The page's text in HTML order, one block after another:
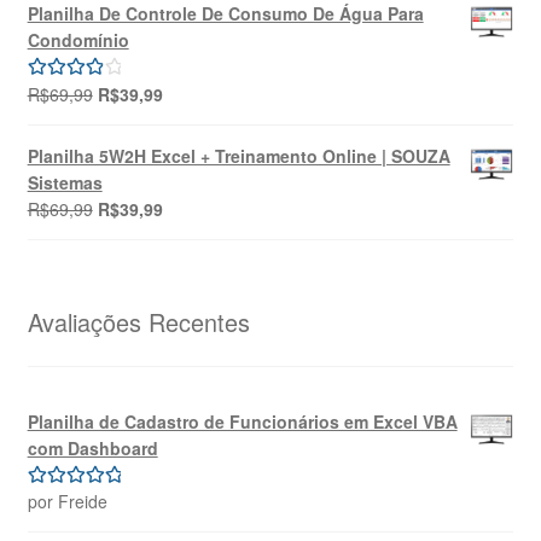
era:
R$49,90.
é:
Planilha De Controle De Consumo De Água Para
Condomínio
Avaliação
R$69,99 O
original
era:
R$69,99.
R$39,99O
atual
é:
R$39,99.
Planilha 5W2H Excel + Treinamento Online | SOUZA
Sistemas
R$69,99 O
R$69,99.
R$39,99O
R$39,99.
Avaliações Recentes
Planilha de Cadastro de Funcionários em Excel VBA
com Dashboard
Avaliação5
por Freide